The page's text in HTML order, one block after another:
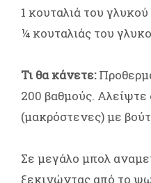
1 κουταλιά του γλυκού
¼ κουταλιάς του
Τι θα κάνετε:
200 βαθμούς.
(μακρόστενες) με
Σε μεγάλο μπολ
ξεκινώντας από το